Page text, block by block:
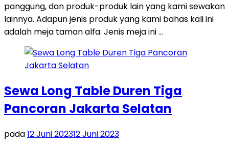
panggung, dan produk-produk lain yang kami sewakan
lainnya. Adapun jenis produk yang kami bahas kali ini
adalah meja taman alfa. Jenis meja ini …
Sewa Long Table Duren Tiga
Pancoran Jakarta Selatan
pada12 Juni 202312 Juni 2023